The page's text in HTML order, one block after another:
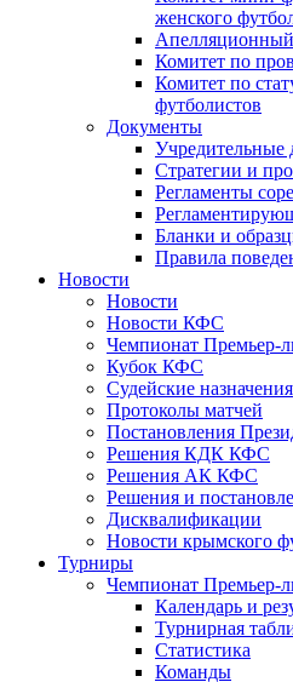
женского
Комитет по
Комитет по
футболистов
Документы
Учредительные
Стратегии и
Регламенты
Бланки и
Правила
Новости
Новости
Новости КФС
Чемпионат Премьер-
Кубок КФС
Судейские назначения
Протоколы матчей
Постановления
Решения КДК КФС
Решения АК КФС
Решения и
Дисквалификации
Новости крымского
Турниры
Чемпионат Премьер-
Календарь и
Турнирная
Статистика
Команды